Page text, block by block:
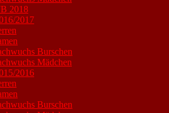
2018
2017
Burschen
Mädchen
2016
Burschen